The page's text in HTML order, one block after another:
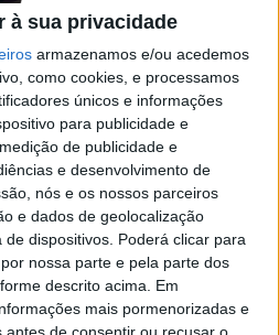
à sua privacidade
armazenamos e/ou acedemos
como cookies, e processamos
únicos e informações
para publicidade e
de publicidade e
e desenvolvimento de
nós e os nossos parceiros
e dados de geolocalização
dispositivos. Poderá clicar para
nossa parte e pela parte dos
descrito acima. Em
mais pormenorizadas e
Informática